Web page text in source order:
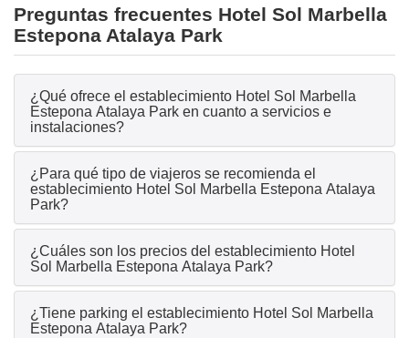
Preguntas frecuentes Hotel Sol Marbella
Estepona Atalaya Park
¿Qué ofrece el establecimiento Hotel Sol Marbella
Estepona Atalaya Park en cuanto a servicios e
instalaciones?
¿Para qué tipo de viajeros se recomienda el
establecimiento Hotel Sol Marbella Estepona Atalaya
Park?
¿Cuáles son los precios del establecimiento Hotel
Sol Marbella Estepona Atalaya Park?
¿Tiene parking el establecimiento Hotel Sol Marbella
Estepona Atalaya Park?